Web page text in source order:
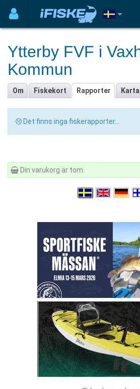
Ytterby FVF i
Kommun
Om Fiskekort Rapporter Karta
Det finns inga fiskerapporter...
Din varukorg är tom.